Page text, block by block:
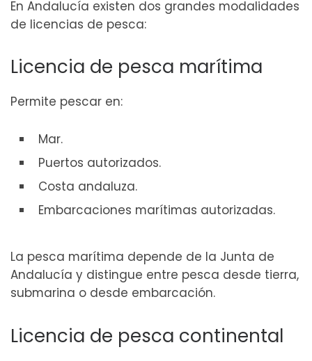
En Andalucía existen dos grandes modalidades
de licencias de pesca:
Licencia de pesca marítima
Permite pescar en:
Mar.
Puertos autorizados.
Costa andaluza.
Embarcaciones marítimas autorizadas.
La pesca marítima depende de la Junta de
Andalucía y distingue entre pesca desde tierra,
submarina o desde embarcación.
Licencia de pesca continental